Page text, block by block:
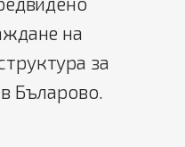
на
за
Бъларово.